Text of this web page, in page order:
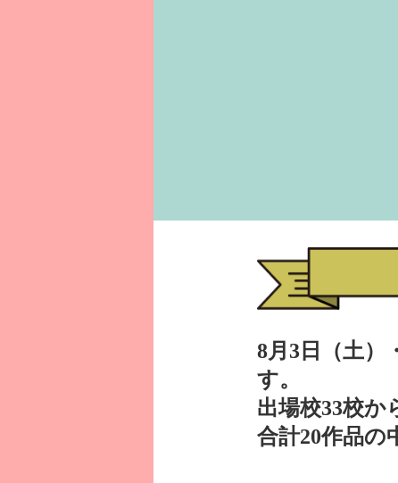
8月3日（土）
す。
出場校33校か
合計20作品の